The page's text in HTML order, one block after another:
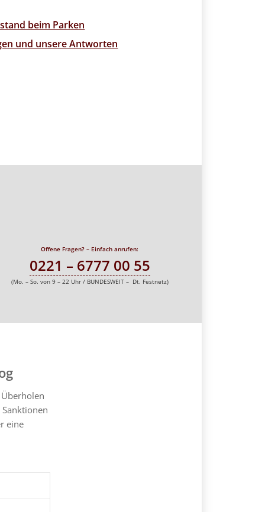
beim Parken
und unsere Antworten
Offene Fragen? – Einfach anrufen:
0221 – 6777 00 55
(Mo. – So. von 9 – 22 Uhr / BUNDESWEIT – Dt. Festnetz)
eine